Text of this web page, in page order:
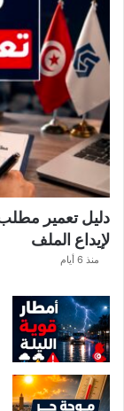
دليل تعمير
لإيداع الملف
منذ 6 أيام